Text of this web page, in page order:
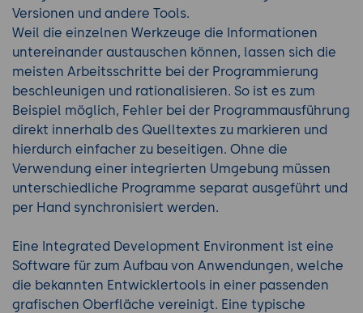
Versionen und andere Tools.
Weil die einzelnen Werkzeuge die Informationen
untereinander austauschen können, lassen sich die
meisten Arbeitsschritte bei der Programmierung
beschleunigen und rationalisieren. So ist es zum
Beispiel möglich, Fehler bei der Programmausführung
direkt innerhalb des Quelltextes zu markieren und
hierdurch einfacher zu beseitigen. Ohne die
Verwendung einer integrierten Umgebung müssen
unterschiedliche Programme separat ausgeführt und
per Hand synchronisiert werden.
Eine Integrated Development Environment ist eine
Software für zum Aufbau von Anwendungen, welche
die bekannten Entwicklertools in einer passenden
grafischen Oberfläche vereinigt. Eine typische